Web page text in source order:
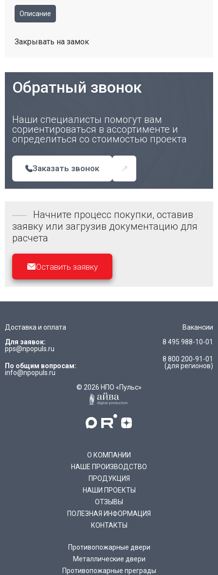
Описание
Закрывать на замок
Обратный звонок
Наши специалисты помогут вам
сориентироваться в ассортименте и
определиться со стоимостью проекта
Заказать звонок
Начните процесс покупки, оставив
заявку или загрузив документацию для
расчета
Оставить заявку
Доставка и оплата
Вакансии
Для заявок:
pps@npopuls.ru
По общим вопросам:
info@npopuls.ru
8 495 988-10-01
8 800 200-91-01
(для регионов)
© 2026 НПО «Пульс»
О КОМПАНИИ
НАШЕ ПРОИЗВОДСТВО
ПРОДУКЦИЯ
НАШИ ПРОЕКТЫ
ОТЗЫВЫ
ПОЛЕЗНАЯ ИНФОРМАЦИЯ
КОНТАКТЫ
Противопожарные двери
Металлические двери
Противопожарные преграды